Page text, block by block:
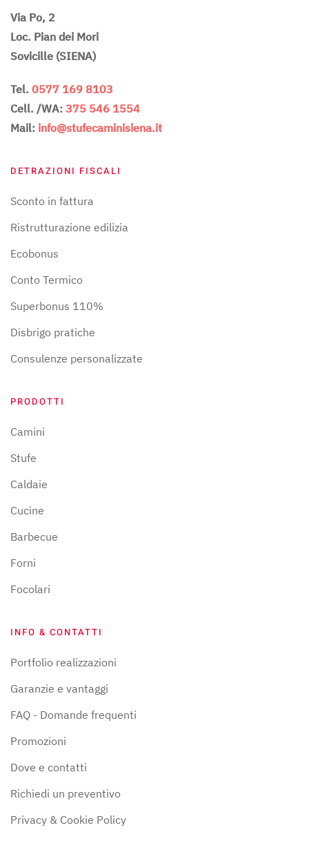
Via Po, 2
Loc. Pian dei Mori
Sovicille (SIENA)
Tel. 0577 169 8103
Cell. /WA: 375 546 1554
Mail: info@stufecaminisiena.it
DETRAZIONI FISCALI
Sconto in fattura
Ristrutturazione edilizia
Ecobonus
Conto Termico
Superbonus 110%
Disbrigo pratiche
Consulenze personalizzate
PRODOTTI
Camini
Stufe
Caldaie
Cucine
Barbecue
Forni
Focolari
INFO & CONTATTI
Portfolio realizzazioni
Garanzie e vantaggi
FAQ - Domande frequenti
Promozioni
Dove e contatti
Richiedi un preventivo
Privacy & Cookie Policy